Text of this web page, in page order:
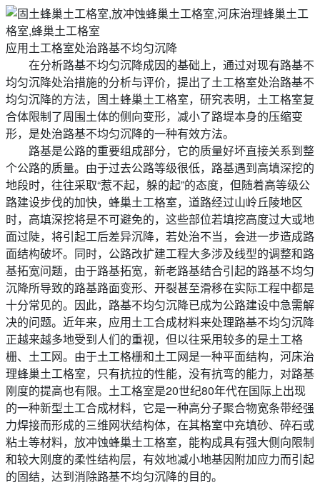
应用土工格室处治路基不均匀沉降
在分析路基不均匀沉降成因的基础上，通过对现有路基不
均匀沉降处治措施的分析与评价，提出了土工格室处治路基不
均匀沉降的方法，固土蜂巢土工格室，研究表明，土工格室复
合体限制了周围土体的侧向变形，减小了路堤本身的压缩变
形，是处治路基不均匀沉降的一种有效方法。
路基是公路的重要组成部分，它的质量好坏直接关系到整
个公路的质量。由于过去公路等级很低，路基遇到高填深挖的
地段时，往往采取“惹不起，躲的起”的态度，但随着高等级公
路建设步伐的加快，蜂巢土工格室，道路经过山岭丘陵地区
时，高填深挖将是不可避免的，这些部位若填挖高度过大或地
面过陡，将引起工后差异沉降，若处治不当，会进一步造成路
面结构破坏。同时，公路改扩建工程大多涉及线型的调整和路
基拓宽问题，由于路基拓宽，新老路基结合引起的路基不均匀
沉降所导致的路基路面变形、开裂甚至滑移在实际工程中都是
十分常见的。因此，路基不均匀沉降已成为公路建设中急需解
决的问题。近年来，应用土工合成材料来处理路基不均匀沉降
正越来越多地受到人们的重视，但以往采用较多的是土工格
栅、土工网。由于土工格栅和土工网是一种平面结构，河床治
理蜂巢土工格室，只有抗拉的性能，没有抗弯的能力，对路基
刚度的提高也有限。土工格室是20世纪80年代在国际上出现
的一种新型土工合成材料，它是一种高分子聚合物宽条带经强
力焊接而形成的三维网状结构体，在其格室中充填砂、碎石或
粘土等材料，放冲蚀蜂巢土工格室，能构成具有强大侧向限制
和较大刚度的柔性结构层，有效地减小地基因附加应力而引起
的固结，达到消除路基不均匀沉降的目的。